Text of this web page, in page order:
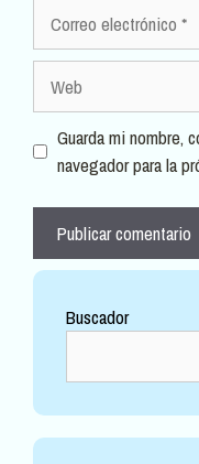
electrónico
Guarda mi nombre,
navegador para la
Buscador